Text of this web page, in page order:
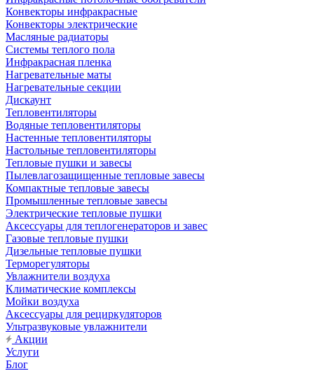
Конвекторы инфракрасные
Конвекторы электрические
Масляные радиаторы
Системы теплого пола
Инфракрасная пленка
Нагревательные маты
Нагревательные секции
Дискаунт
Тепловентиляторы
Водяные тепловентиляторы
Настенные тепловентиляторы
Настольные тепловентиляторы
Тепловые пушки и завесы
Пылевлагозащищенные тепловые завесы
Компактные тепловые завесы
Промышленные тепловые завесы
Электрические тепловые пушки
Аксессуары для теплогенераторов и завес
Газовые тепловые пушки
Дизельные тепловые пушки
Терморегуляторы
Увлажнители воздуха
Климатические комплексы
Мойки воздуха
Аксессуары для рециркуляторов
Ультразвуковые увлажнители
Акции
Услуги
Блог